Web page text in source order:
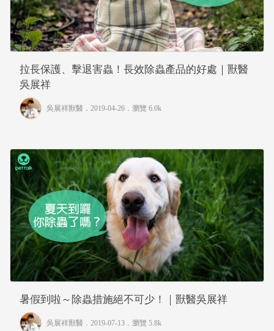
拉長保護、擊退害蟲！長效除蟲產品的好處｜獸醫
吳展祥
吳展祥獸醫 ．2019-04-26． 瀏覽 6.0k
暑假到啦～除蟲措施絕不可少！｜獸醫吳展祥
吳展祥獸醫 ．2019-07-13． 瀏覽 5.8k